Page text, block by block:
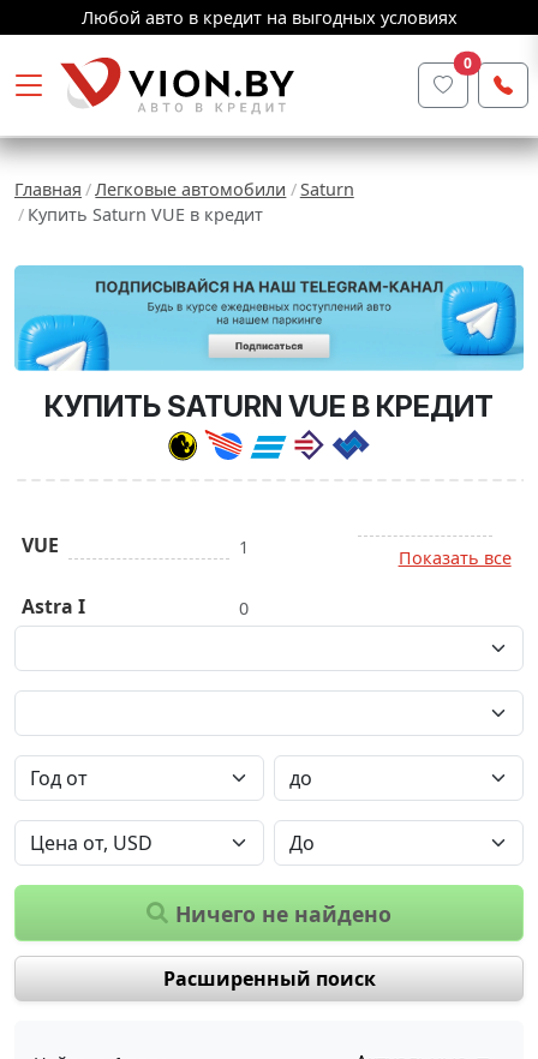
Любой авто в кредит на выгодных условиях
0
Главная Легковые автомобили
Saturn
Купить Saturn VUE в кредит
КУПИТЬ SATURN VUE В КРЕДИТ
VUE 1
Astra I 0
Показать все
Ничего не найдено
Расширенный поиск